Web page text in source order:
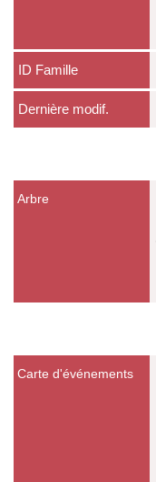
ID Famille
Dernière modif.
Arbre
Carte d'événements